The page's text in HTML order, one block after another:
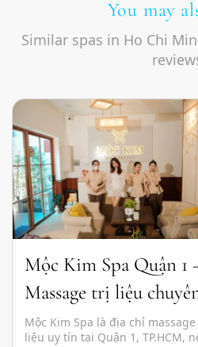
You may
Similar spas in Ho Chi
Mộc Kim Spa Quận 1
Massage trị liệu
sâu và thư giãn chuẩn
Mộc Kim Spa là địa chỉ
liệu uy tín tại Quận 1, TP.HCM,